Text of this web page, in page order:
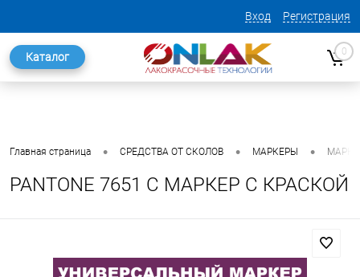
Вход Регистрация
Каталог 0
Главная страница • СРЕДСТВА ОТ СКОЛОВ • МАРКЕРЫ •
PANTONE 7651 C МАРКЕР С КРАСКОЙ